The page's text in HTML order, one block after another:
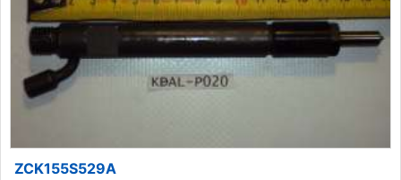
ZCK155S529A